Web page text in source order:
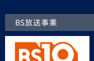
BS放送事業